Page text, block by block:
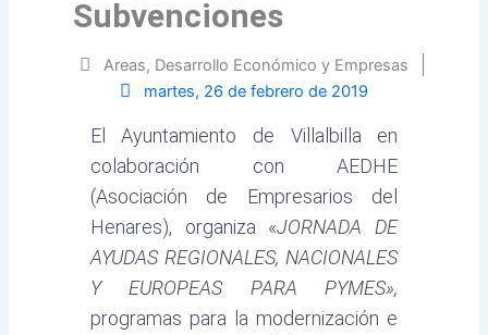
Subvenciones
Areas, Desarrollo Económico y Empresas
martes, 26 de febrero de 2019
El Ayuntamiento de Villalbilla en
colaboración con AEDHE
(Asociación de Empresarios del
Henares), organiza «JORNADA DE
AYUDAS REGIONALES, NACIONALES
Y EUROPEAS PARA PYMES»,
programas para la modernización e